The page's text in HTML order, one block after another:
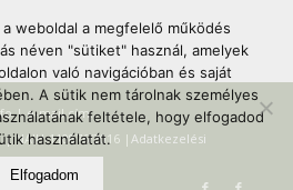
| e-mail cím:
NAIH-110876/2016 | Adatkezelési
weboldal a megfelelő működés
néven "sütiket" használ, amelyek
való navigációban és saját
A sütik nem tárolnak személyes
feltétele, hogy elfogadod
használatát.
Elfogadom